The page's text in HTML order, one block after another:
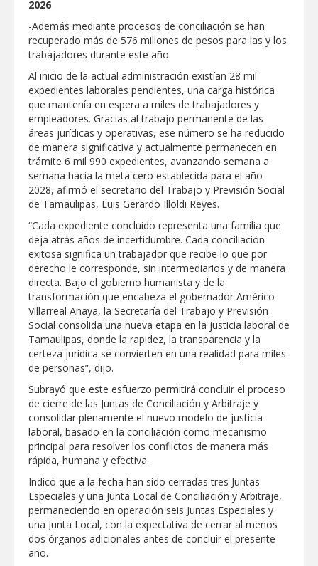
CONAEDU sobre redes sociales y
escuelas militarizadas
AVANZAN TRABAJOS DE
MODERNIZACIÓN EN AVENIDA
REFORMA; GOBIERNO MUNICIPAL
MANTIENE EL RITMO DE LAS OBRAS
PRIORITARIAS
Atendió Protección Civil de Reynosa
reportes ante lluvias
IMPULSA GESTIÓN AMBIENTAL
JORNADA DE MEJORA URBANA EN
HACIENDA SAN AGUSTÍN
Asegura alcalde de Reynosa buen
funcionamiento de Presa El Águila
GOBIERNO MUNICIPAL Y ESTATAL
CELEBRARÁN FERIA DEL EMPLEO EL
PRÓXIMO 18 DE AGOSTO
Logra STPS la generación de empleo
con más de 6 mil 900 colocaciones en
Tamaulipas
Anunciaron Gobierno Municipal,
PROFECO y CANACO: Feria de Regreso a
Clases 2026
Lleva gobierno de Reynosa programa
"Acción y Conciencia" a colonia
2026
-Además mediante procesos de conciliación se han
recuperado más de 576 millones de pesos para las y los
trabajadores durante este año.
Al inicio de la actual administración existían 28 mil
expedientes laborales pendientes, una carga histórica
que mantenía en espera a miles de trabajadores y
empleadores. Gracias al trabajo permanente de las
áreas jurídicas y operativas, ese número se ha reducido
de manera significativa y actualmente permanecen en
trámite 6 mil 990 expedientes, avanzando semana a
semana hacia la meta cero establecida para el año
2028, afirmó el secretario del Trabajo y Previsión Social
de Tamaulipas, Luis Gerardo Illoldi Reyes.
“Cada expediente concluido representa una familia que
deja atrás años de incertidumbre. Cada conciliación
exitosa significa un trabajador que recibe lo que por
derecho le corresponde, sin intermediarios y de manera
directa. Bajo el gobierno humanista y de la
transformación que encabeza el gobernador Américo
Villarreal Anaya, la Secretaría del Trabajo y Previsión
Social consolida una nueva etapa en la justicia laboral de
Tamaulipas, donde la rapidez, la transparencia y la
certeza jurídica se convierten en una realidad para miles
de personas”, dijo.
Subrayó que este esfuerzo permitirá concluir el proceso
de cierre de las Juntas de Conciliación y Arbitraje y
consolidar plenamente el nuevo modelo de justicia
laboral, basado en la conciliación como mecanismo
principal para resolver los conflictos de manera más
rápida, humana y efectiva.
Indicó que a la fecha han sido cerradas tres Juntas
Especiales y una Junta Local de Conciliación y Arbitraje,
permaneciendo en operación seis Juntas Especiales y
una Junta Local, con la expectativa de cerrar al menos
dos órganos adicionales antes de concluir el presente
año.